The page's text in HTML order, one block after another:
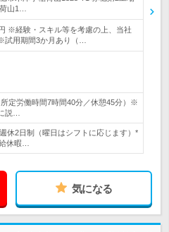
山1…
※経験・スキル等を考慮の上、当社
用期間3か月あり（…
定労働時間7時間40分／休憩45分）※
説…
休2日制（曜日はシフトに応じます）*
休暇…
気になる